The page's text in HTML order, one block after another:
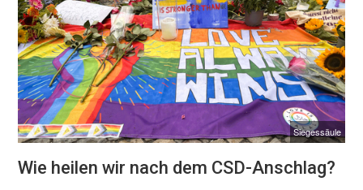
Siegessäule
Wie heilen wir nach dem CSD-Anschlag?